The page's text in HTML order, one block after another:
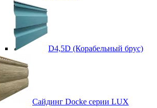
D4,5D (Корабельный брус)
Сайдинг Docke серии LUX